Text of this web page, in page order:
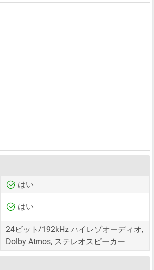
はい
はい
24ビット/192kHz ハイレゾオーディオ,
Dolby Atmos, ステレオスピーカー